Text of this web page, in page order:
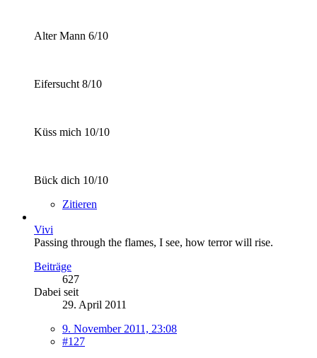
Alter Mann 6/10
Eifersucht 8/10
Küss mich 10/10
Bück dich 10/10
Zitieren
Vivi
Passing through the flames, I see, how terror will rise.
Beiträge
627
Dabei seit
29. April 2011
9. November 2011, 23:08
#127